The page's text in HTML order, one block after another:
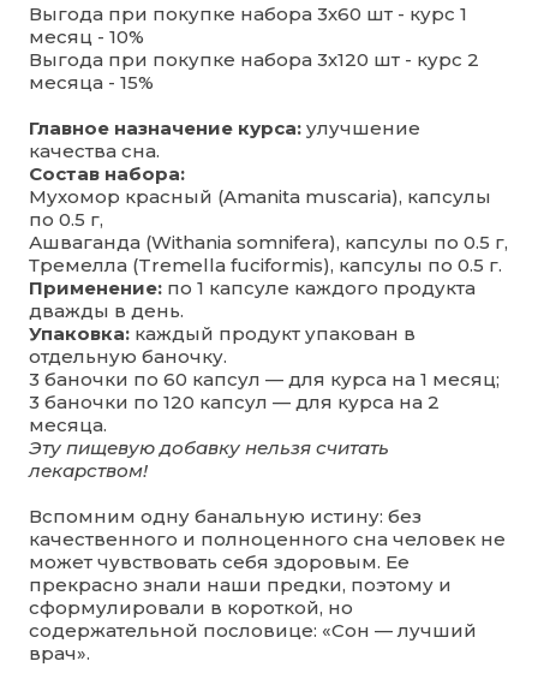
Выгода при покупке набора 3х60 шт - курс 1
месяц - 10%
Выгода при покупке набора 3х120 шт - курс 2
месяца - 15%
Главное назначение курса: улучшение
качества сна.
Состав набора:
Мухомор красный (Amanita muscaria), капсулы
по 0.5 г,
Ашваганда (Withania somnifera), капсулы по 0.5 г,
Тремелла (Tremella fuciformis), капсулы по 0.5 г.
Применение: по 1 капсуле каждого продукта
дважды в день.
Упаковка: каждый продукт упакован в
отдельную баночку.
3 баночки по 60 капсул — для курса на 1 месяц;
3 баночки по 120 капсул — для курса на 2
месяца.
Эту пищевую добавку нельзя считать
лекарством!
Вспомним одну банальную истину: без
качественного и полноценного сна человек не
может чувствовать себя здоровым. Ее
прекрасно знали наши предки, поэтому и
сформулировали в короткой, но
содержательной пословице: «Сон — лучший
врач».